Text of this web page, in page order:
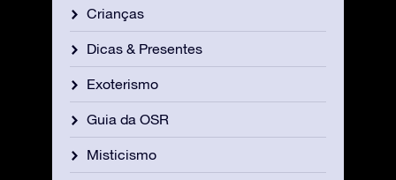
Crianças
Dicas & Presentes
Exoterismo
Guia da OSR
Misticismo